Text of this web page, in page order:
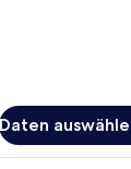
Daten